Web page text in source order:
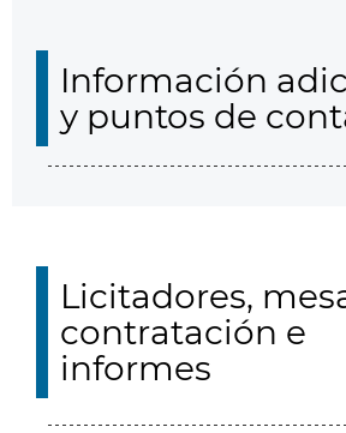
Información
y puntos de
Licitadores,
contratación e
informes